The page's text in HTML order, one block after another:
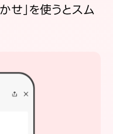
せ」を使うとスム